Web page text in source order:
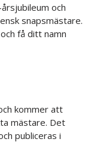
och
snapsmästare.
få ditt namn
kommer att
mästare. Det
publiceras i